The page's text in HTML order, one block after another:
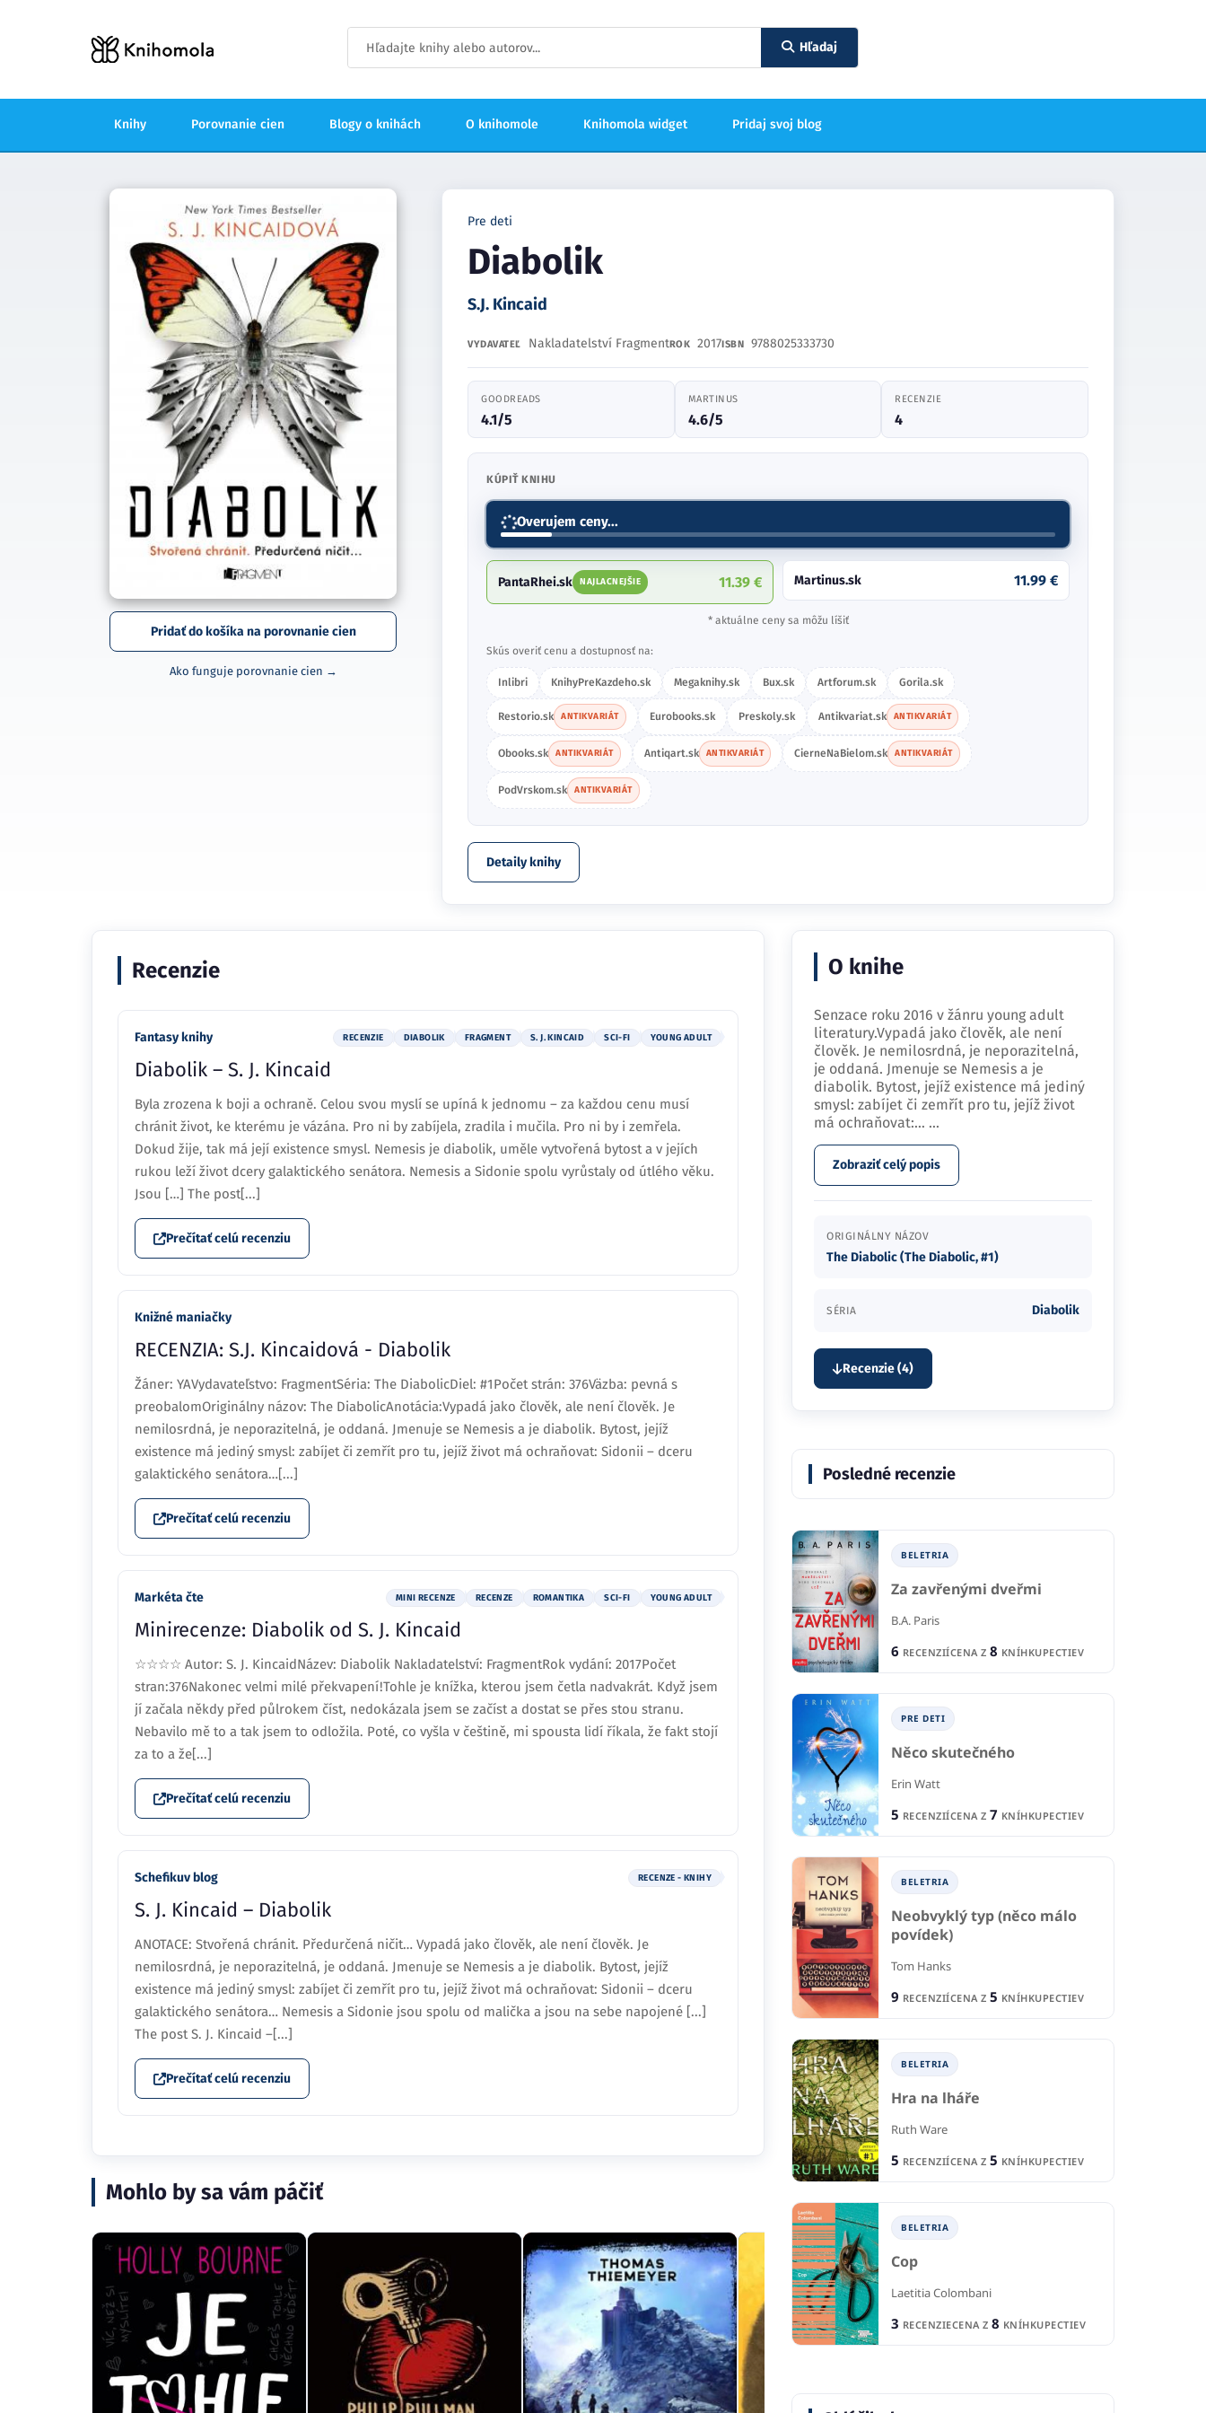
Hľadaj
Knihy Porovnanie cien Blogy o knihách O knihomole Knihomola widget Pridaj svoj blog
Pridať do košíka na porovnanie cien
Ako funguje porovnanie cien →
Pre deti
Diabolik
S.J. Kincaid
VYDAVATEĽ Nakladatelství FragmentROK 2017ISBN 9788025333730
GOODREADS
4.1/5
MARTINUS
4.6/5
RECENZIE
4
KÚPIŤ KNIHU
Overujem ceny...
PantaRhei.sk NAJLACNEJŠIE 11.39 € Martinus.sk 11.99 €
* aktuálne ceny sa môžu líšiť
Skús overiť cenu a dostupnosť na:
Inlibri KnihyPreKazdeho.sk Megaknihy.sk Bux.sk Artforum.sk Gorila.sk
Restorio.sk ANTIKVARIÁT Eurobooks.sk Preskoly.sk Antikvariat.sk ANTIKVARIÁT
Obooks.sk ANTIKVARIÁT Antiqart.sk ANTIKVARIÁT CierneNaBielom.sk ANTIKVARIÁT
PodVrskom.sk ANTIKVARIÁT
Detaily knihy
Recenzie
Fantasy knihy RECENZIE DIABOLIK FRAGMENT S. J. KINCAID SCI-FI YOUNG ADULT
Diabolik – S. J. Kincaid
Byla zrozena k boji a ochraně. Celou svou myslí se upíná k jednomu – za každou cenu musí
chránit život, ke kterému je vázána. Pro ni by zabíjela, zradila i mučila. Pro ni by i zemřela.
Dokud žije, tak má její existence smysl. Nemesis je diabolik, uměle vytvořená bytost a v jejích
rukou leží život dcery galaktického senátora. Nemesis a Sidonie spolu vyrůstaly od útlého věku.
Jsou […] The post[...]
Prečítať celú recenziu
Knižné maniačky
RECENZIA: S.J. Kincaidová - Diabolik
Žáner: YAVydavateľstvo: FragmentSéria: The DiabolicDiel: #1Počet strán: 376Väzba: pevná s
preobalomOriginálny názov: The DiabolicAnotácia:Vypadá jako člověk, ale není člověk. Je
nemilosrdná, je neporazitelná, je oddaná. Jmenuje se Nemesis a je diabolik. Bytost, jejíž
existence má jediný smysl: zabíjet či zemřít pro tu, jejíž život má ochraňovat: Sidonii – dceru
galaktického senátora…[...]
Prečítať celú recenziu
Markéta čte MINI RECENZE RECENZE ROMANTIKA SCI-FI YOUNG ADULT
Minirecenze: Diabolik od S. J. Kincaid
☆☆☆☆ Autor: S. J. KincaidNázev: Diabolik Nakladatelství: FragmentRok vydání: 2017Počet
stran:376Nakonec velmi milé překvapení!Tohle je knížka, kterou jsem četla nadvakrát. Když jsem
jí začala někdy před půlrokem číst, nedokázala jsem se začíst a dostat se přes stou stranu.
Nebavilo mě to a tak jsem to odložila. Poté, co vyšla v češtině, mi spousta lidí říkala, že fakt stojí
za to a že[...]
Prečítať celú recenziu
Schefikuv blog RECENZE - KNIHY
S. J. Kincaid – Diabolik
ANOTACE: Stvořená chránit. Předurčená ničit… Vypadá jako člověk, ale není člověk. Je
nemilosrdná, je neporazitelná, je oddaná. Jmenuje se Nemesis a je diabolik. Bytost, jejíž
existence má jediný smysl: zabíjet či zemřít pro tu, jejíž život má ochraňovat: Sidonii – dceru
galaktického senátora… Nemesis a Sidonie jsou spolu od malička a jsou na sebe napojené [...]
The post S. J. Kincaid –[...]
Prečítať celú recenziu
Mohlo by sa vám páčiť
O knihe
Senzace roku 2016 v žánru young adult
literatury.Vypadá jako člověk, ale není
člověk. Je nemilosrdná, je neporazitelná,
je oddaná. Jmenuje se Nemesis a je
diabolik. Bytost, jejíž existence má jediný
smysl: zabíjet či zemřít pro tu, jejíž život
má ochraňovat:… ...
Zobraziť celý popis
ORIGINÁLNY NÁZOV
The Diabolic (The Diabolic, #1)
SÉRIA Diabolik
Recenzie (4)
Posledné recenzie
BELETRIA
Za zavřenými dveřmi
B.A. Paris
6 RECENZIÍCENA Z 8 KNÍHKUPECTIEV
PRE DETI
Něco skutečného
Erin Watt
5 RECENZIÍCENA Z 7 KNÍHKUPECTIEV
BELETRIA
Neobvyklý typ (něco málo
povídek)
Tom Hanks
9 RECENZIÍCENA Z 5 KNÍHKUPECTIEV
BELETRIA
Hra na lháře
Ruth Ware
5 RECENZIÍCENA Z 5 KNÍHKUPECTIEV
BELETRIA
Cop
Laetitia Colombani
3 RECENZIECENA Z 8 KNÍHKUPECTIEV